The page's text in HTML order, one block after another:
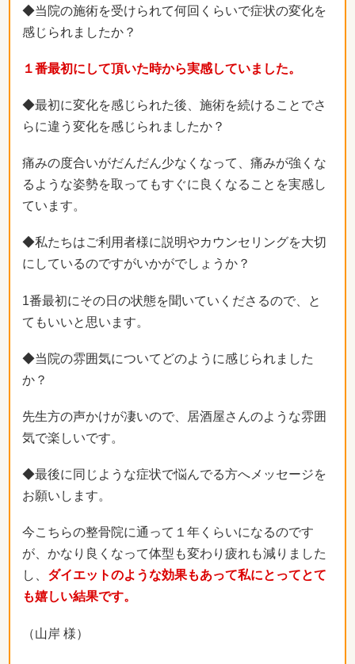
◆当院の施術を受けられて何回くらいで症状の変化を
感じられましたか？
１番最初にして頂いた時から実感していました。
◆最初に変化を感じられた後、施術を続けることでさ
らに違う変化を感じられましたか？
痛みの度合いがだんだん少なくなって、痛みが強くな
るような姿勢を取ってもすぐに良くなることを実感し
ています。
◆私たちはご利用者様に説明やカウンセリングを大切
にしているのですがいかがでしょうか？
1番最初にその日の状態を聞いていくださるので、と
てもいいと思います。
◆当院の雰囲気についてどのように感じられました
か？
先生方の声かけが凄いので、居酒屋さんのような雰囲
気で楽しいです。
◆最後に同じような症状で悩んでる方へメッセージを
お願いします。
今こちらの整骨院に通って１年くらいになるのです
が、かなり良くなって体型も変わり疲れも減りました
し、 ダイエットのような効果もあって私にとってとて
も嬉しい結果です。
（山岸 様）